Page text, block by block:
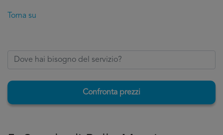
Torna su
Confronta prezzi